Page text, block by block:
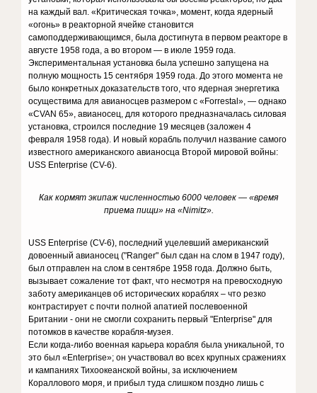
на каждый вал. «Критическая точка», момент, когда ядерный
«огонь» в реакторной ячейке становится
самоподдерживающимся, была достигнута в первом реакторе в
августе 1958 года, а во втором — в июле 1959 года.
Экспериментальная установка была успешно запущена на
полную мощность 15 сентября 1959 года. До этого момента не
было конкретных доказательств того, что ядерная энергетика
осуществима для авианосцев размером с «Forrestal», — однако
«CVAN 65», авианосец, для которого предназначалась силовая
установка, строился последние 19 месяцев (заложен 4
февраля 1958 года). И новый корабль получил название самого
известного американского авианосца Второй мировой войны:
USS Enterprise (CV-6).
Как кормят экипаж численностью 6000 человек — «время
приема пищи» на «Nimitz».
USS Enterprise (CV-6), последний уцелевший американский
довоенный авианосец ("Ranger" был сдан на слом в 1947 году),
был отправлен на слом в сентябре 1958 года. Должно быть,
вызывает сожаление тот факт, что несмотря на превосходную
заботу американцев об исторических кораблях – что резко
контрастирует с почти полной апатией послевоенной
Британии - они не смогли сохранить первый "Enterprise" для
потомков в качестве корабля-музея.
Если когда-либо военная карьера корабля была уникальной, то
это был «Enterprise»; он участвовал во всех крупных сражениях
и кампаниях Тихоокеанской войны, за исключением
Кораллового моря, и прибыл туда слишком поздно лишь с